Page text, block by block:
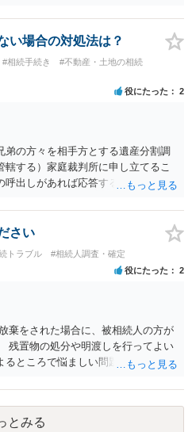
とは別に戸籍の用意に一定の実費が
費用も支払うべきものとして頭に置
すが、法テラスに御連絡なさって
もらうのが一番安上がりでしょ
ばらく先になる）ようですので、
と、来週早々すぐにでも御連絡す
スが御利用になれない、あるいは時
野としている弁護士を適宜探し
ことです。相続を扱う弁護士でも相
す。 複数の法律事務所に聞いて（相
ろでやってもらうことに決めれ
望をかなえることができるのではな
であれば御自分でできなくもないと
戸籍等の取得費用と印紙代だけと
用紙を取得すると共に必要な書類
提出して相続放棄申述受理通知書
い場合の対処法は？
#相続手続き
#不動産・土地の相続
役にたった 2
弟の方々を相手方とする遺産分割調
する）家庭裁判所に申し立てるこ
呼出しがあれば応答する可能性がま
上にないので必要書類をてきぱきと
御注意ください。
さい
トラブル #相続人調査・確定
役にたった 2
棄をされた場合に、被相続人の方が
残置物の処分や明渡しを行ってよい
るところで悩ましい問題です。 相続
評価され、相続放棄が無効となるリ
、実際には、自宅内にめぼしい財産
を止めるため、 解約をして鍵を返却
とみる